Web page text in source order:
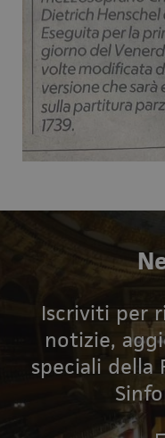
Iscriviti per
notizie,
speciali della